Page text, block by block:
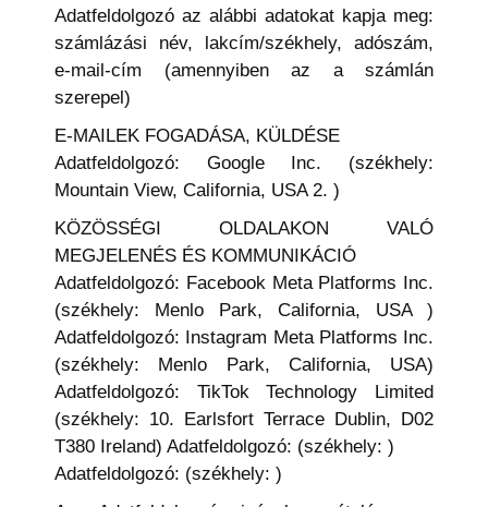
Adatfeldolgozó az alábbi adatokat kapja meg:
számlázási név, lakcím/székhely, adószám,
e-mail-cím (amennyiben az a számlán
szerepel)
E-MAILEK FOGADÁSA, KÜLDÉSE
Adatfeldolgozó: Google Inc. (székhely:
Mountain View, California, USA 2. )
KÖZÖSSÉGI OLDALAKON VALÓ
MEGJELENÉS ÉS KOMMUNIKÁCIÓ
Adatfeldolgozó: Facebook Meta Platforms Inc.
(székhely: Menlo Park, California, USA )
Adatfeldolgozó: Instagram Meta Platforms Inc.
(székhely: Menlo Park, California, USA)
Adatfeldolgozó: TikTok Technology Limited
(székhely: 10. Earlsfort Terrace Dublin, D02
T380 Ireland) Adatfeldolgozó: (székhely: )
Adatfeldolgozó: (székhely: )